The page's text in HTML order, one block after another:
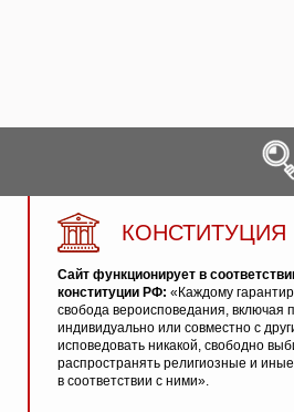
КОНСТИТУЦИЯ
Сайт функционирует в
конституции РФ: «Каждому
свобода вероисповедания, включая
индивидуально или совместно с
исповедовать никакой, свободно
распространять религиозные и
в соответствии с ними».